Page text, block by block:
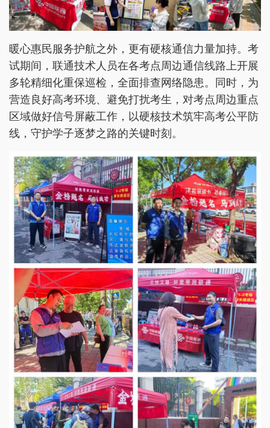
暖心惠民服务护航之外，更有硬核通信力量加持。考
试期间，联通技术人员在各考点周边通信线路上开展
多轮精细化重保巡检，全面排查网络隐患。同时，为
营造良好高考环境、避免打扰考生，对考点周边重点
区域做好信号屏蔽工作，以硬核技术筑牢高考公平防
线，守护学子逐梦之路的关键时刻。